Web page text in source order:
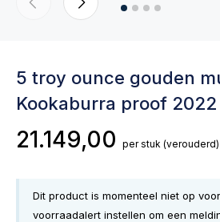
5 troy ounce gouden
Kookaburra proof 2022
21.149,00 per stuk (verouderd)
Dit product is momenteel niet op
voorraadalert instellen om een